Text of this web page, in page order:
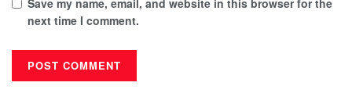
next time I comment.